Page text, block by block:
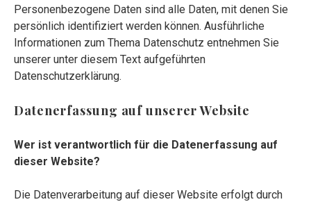
Personenbezogene Daten sind alle Daten, mit denen Sie
persönlich identifiziert werden können. Ausführliche
Informationen zum Thema Datenschutz entnehmen Sie
unserer unter diesem Text aufgeführten
Datenschutzerklärung.
Datenerfassung auf unserer Website
Wer ist verantwortlich für die Datenerfassung auf
dieser Website?
Die Datenverarbeitung auf dieser Website erfolgt durch